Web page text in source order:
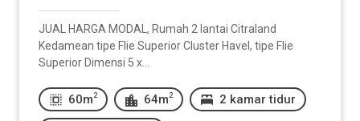
JUAL HARGA MODAL, Rumah 2 lantai Citraland
Kedamean tipe Flie Superior Cluster Havel, tipe Flie
Superior Dimensi 5 x...
60m 2 64m 2 2 kamar tidur